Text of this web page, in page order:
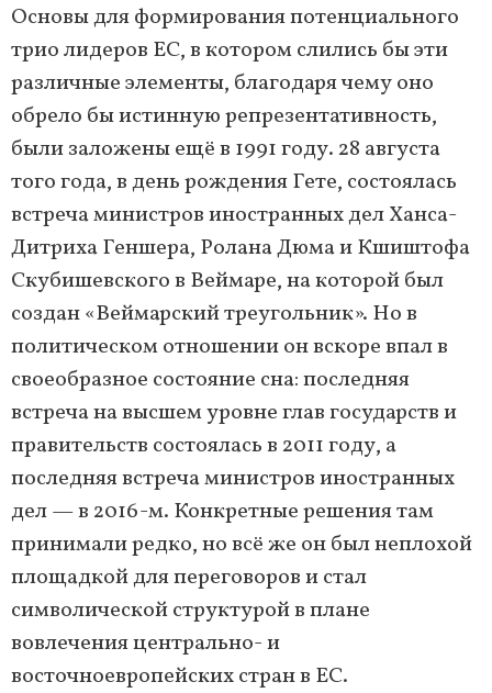
Основы для формирования потенциального
трио лидеров ЕС, в котором слились бы эти
различные элементы, благодаря чему оно
обрело бы истинную репрезентативность,
были заложены ещё в 1991 году. 28 августа
того года, в день рождения Гете, состоялась
встреча министров иностранных дел Ханса-
Дитриха Геншера, Ролана Дюма и Кшиштофа
Скубишевского в Веймаре, на которой был
создан «Веймарский треугольник». Но в
политическом отношении он вскоре впал в
своеобразное состояние сна: последняя
встреча на высшем уровне глав государств и
правительств состоялась в 2011 году, а
последняя встреча министров иностранных
дел — в 2016-м. Конкретные решения там
принимали редко, но всё же он был неплохой
площадкой для переговоров и стал
символической структурой в плане
вовлечения центрально- и
восточноевропейских стран в ЕС.